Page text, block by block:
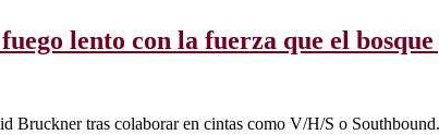
lento con la fuerza que el
Bruckner tras colaborar en cintas como V/H/S o Southbound.